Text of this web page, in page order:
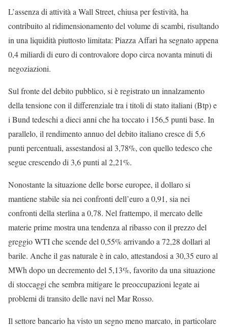
L’assenza di attività a Wall Street, chiusa per festività, ha
contribuito al ridimensionamento del volume di scambi, risultando
in una liquidità piuttosto limitata: Piazza Affari ha segnato appena
0,4 miliardi di euro di controvalore dopo circa novanta minuti di
negoziazioni.
Sul fronte del debito pubblico, si è registrato un innalzamento
della tensione con il differenziale tra i titoli di stato italiani (Btp) e
i Bund tedeschi a dieci anni che ha toccato i 156,5 punti base. In
parallelo, il rendimento annuo del debito italiano cresce di 5,6
punti percentuali, assestandosi al 3,78%, con quello tedesco che
segue crescendo di 3,6 punti al 2,21%.
Nonostante la situazione delle borse europee, il dollaro si
mantiene stabile sia nei confronti dell’euro a 0,91, sia nei
confronti della sterlina a 0,78. Nel frattempo, il mercato delle
materie prime mostra una tendenza al ribasso con il prezzo del
greggio WTI che scende del 0,55% arrivando a 72,28 dollari al
barile. Anche il gas naturale è in calo, attestandosi a 30,35 euro al
MWh dopo un decremento del 5,13%, favorito da una situazione
di stoccaggi che sembra mitigare le preoccupazioni legate ai
problemi di transito delle navi nel Mar Rosso.
Il settore bancario ha visto un segno meno marcato, in particolare